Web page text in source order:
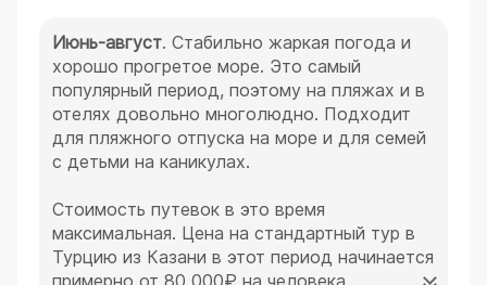
Июнь-август. Стабильно жаркая погода и
хорошо прогретое море. Это самый
популярный период, поэтому на пляжах и в
отелях довольно многолюдно. Подходит
для пляжного отпуска на море и для семей
с детьми на каникулах.
Стоимость путевок в это время
максимальная. Цена на стандартный тур в
Турцию из Казани в этот период начинается
примерно от 80 000₽ на человека.